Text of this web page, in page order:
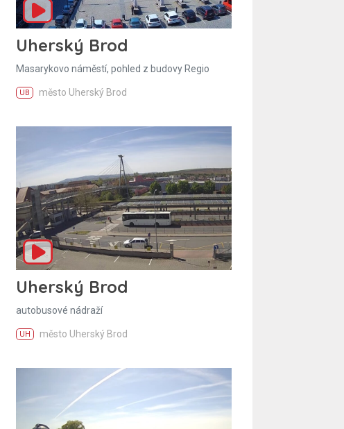
Uherský Brod
Masarykovo náměstí, pohled z budovy Regio
UB město Uherský Brod
Uherský Brod
autobusové nádraží
UH město Uherský Brod